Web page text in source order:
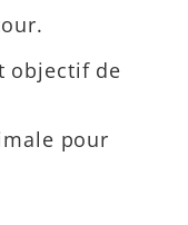
objectif de
pour